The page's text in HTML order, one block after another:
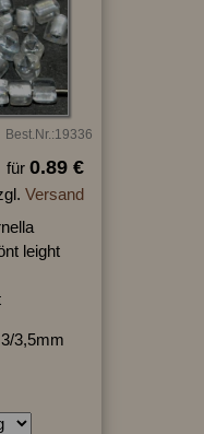
Best.Nr.:19336
für 0.89 €
Versand
leight
3,5mm